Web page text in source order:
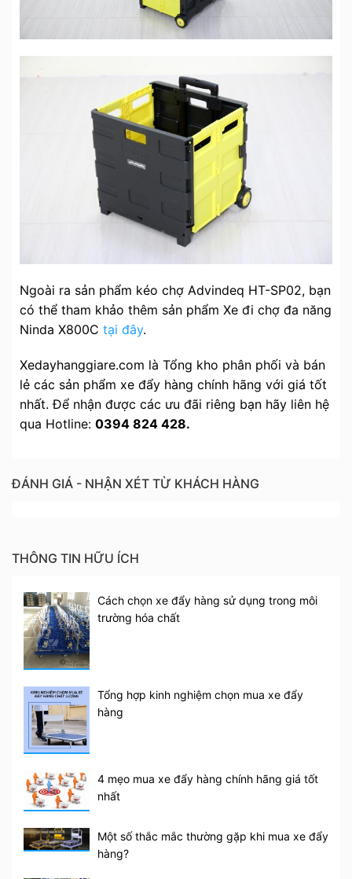
Ngoài ra sản phẩm kéo chợ Advindeq HT-SP02, bạn
có thể tham khảo thêm sản phẩm Xe đi chợ đa năng
Ninda X800C tại đây.
Xedayhanggiare.com là Tổng kho phân phối và bán
lẻ các sản phẩm xe đẩy hàng chính hãng với giá tốt
nhất. Để nhận được các ưu đãi riêng bạn hãy liên hệ
qua Hotline: 0394 824 428.
ĐÁNH GIÁ - NHẬN XÉT TỪ KHÁCH HÀNG
THÔNG TIN HỮU ÍCH
Cách chọn xe đẩy hàng sử dụng trong môi
trường hóa chất
Tổng hợp kinh nghiệm chọn mua xe đẩy
hàng
4 mẹo mua xe đẩy hàng chính hãng giá tốt
nhất
Một số thắc mắc thường gặp khi mua xe đẩy
hàng?